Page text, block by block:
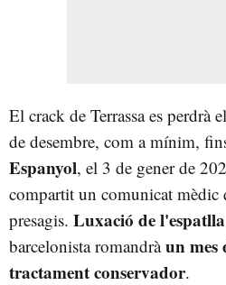
El crack de Terrassa es perdrà
de desembre, com a mínim,
Espanyol, el 3 de gener de
compartit un comunicat mèdic
presagis. Luxació de
barcelonista romandràun mes
tractament conservador.